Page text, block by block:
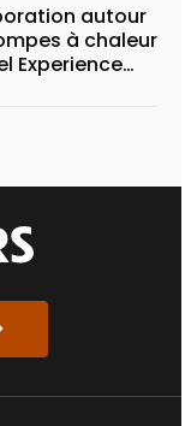
autour
à chaleur
Experience